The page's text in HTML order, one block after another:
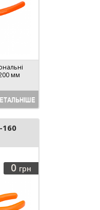
мм
160
0 грн